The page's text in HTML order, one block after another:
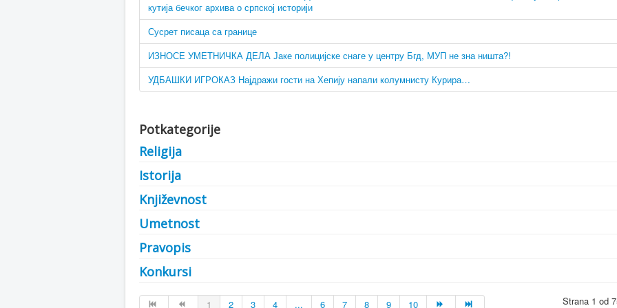
кутија бечког архива о српској историји
Сусрет писаца са границе
ИЗНОСЕ УМЕТНИЧКА ДЕЛА Јаке полицијске снаге у центру Бгд, МУП не зна ништа?!
УДБАШКИ ИГРОКАЗ Најдражи гости на Хепију напали колумнисту Курира…
Potkategorije
Religija
Istorija
Književnost
Umetnost
Pravopis
Konkursi
Strana 1 od
1 2 3 4 ... 6 7 8 9 10